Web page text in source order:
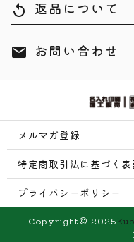
replay 返品について
mail お問い合わせ
メルマガ登録
特定商取引法に基づく表
プライバシーポリシー
Copyright© 2025